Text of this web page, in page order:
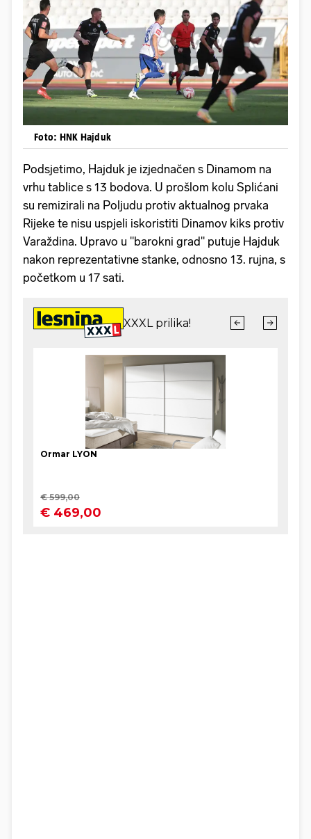
Foto: HNK Hajduk
Podsjetimo, Hajduk je izjednačen s Dinamom na
vrhu tablice s 13 bodova. U prošlom kolu Splićani
su remizirali na Poljudu protiv aktualnog prvaka
Rijeke te nisu uspjeli iskoristiti Dinamov kiks protiv
Varaždina. Upravo u "barokni grad" putuje Hajduk
nakon reprezentativne stanke, odnosno 13. rujna, s
početkom u 17 sati.